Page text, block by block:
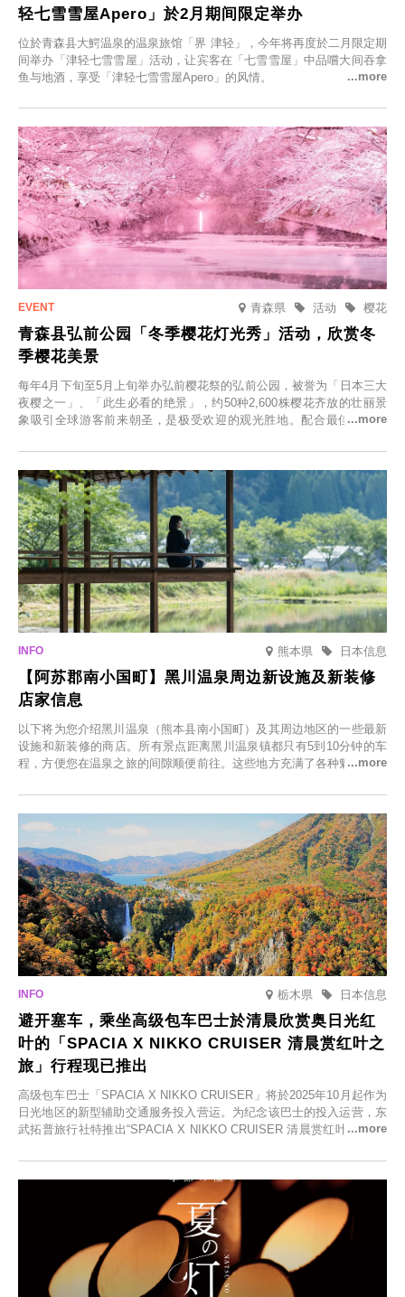
轻七雪雪屋Apero」於2月期间限定举办
位於青森县大鰐温泉的温泉旅馆「界 津轻」，今年将再度於二月限定期
间举办「津轻七雪雪屋」活动，让宾客在「七雪雪屋」中品嚐大间吞拿
鱼与地酒，享受「津轻七雪雪屋Apero」的风情。
青森県 樱花
活动
青森县弘前公园「冬季樱花灯光秀」活动，欣赏冬
季樱花美景
每年4月下旬至5月上旬举办弘前樱花祭的弘前公园，被誉为「日本三大
夜樱之一」、「此生必看的绝景」，约50种2,600株樱花齐放的壮丽景
象吸引全球游客前来朝圣，是极受欢迎的观光胜地。配合最佳观雪时
「冬季樱花灯光秀」。
熊本県 日本信息
【阿苏郡南小国町】黑川温泉周边新设施及新装修
店家信息
以下将为您介绍黑川温泉（熊本县南小国町）及其周边地区的一些最新
设施和新装修的商店。所有景点距离黑川温泉镇都只有5到10分钟的车
程，方便您在温泉之旅的间隙顺便前往。这些地方充满了各种魅力，包
食材的餐厅。让您体验黑川温泉的全新乐趣。
栃木県 日本信息
避开塞车，乘坐高级包车巴士於清晨欣赏奥日光红
叶的「SPACIA X NIKKO CRUISER 清晨赏红叶之
旅」行程现已推出
高级包车巴士「SPACIA X NIKKO CRUISER」将於2025年10月起作为
日光地区的新型辅助交通服务投入营运。为纪念该巴士的投入运营，东
武拓普旅行社特推出“SPACIA X NIKKO CRUISER 清晨赏红叶之旅”，